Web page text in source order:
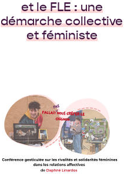
et le FLE : une
démarche collective
et féministe